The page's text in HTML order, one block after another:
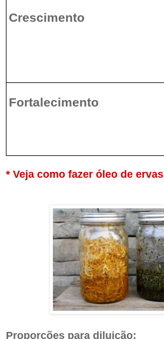
Crescimento
Fortalecimento
* Veja como fazer óleo de ervas
Proporções para diluição: